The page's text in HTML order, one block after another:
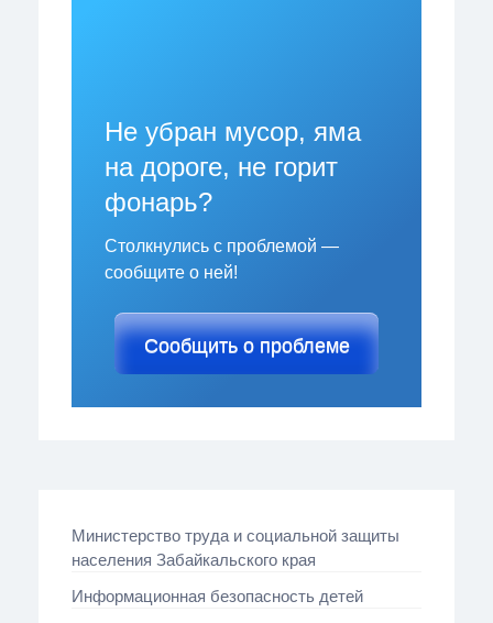
Не убран мусор, яма
на дороге, не горит
фонарь?
Столкнулись с проблемой —
сообщите о ней!
Сообщить о проблеме
Министерство труда и социальной защиты
населения Забайкальского края
Информационная безопасность детей